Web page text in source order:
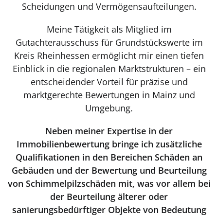
Scheidungen und Vermögensaufteilungen.
Meine Tätigkeit als Mitglied im
Gutachterausschuss für Grundstückswerte im
Kreis Rheinhessen ermöglicht mir einen tiefen
Einblick in die regionalen Marktstrukturen – ein
entscheidender Vorteil für präzise und
marktgerechte Bewertungen in Mainz und
Umgebung.
Neben meiner Expertise in der
Immobilienbewertung bringe ich zusätzliche
Qualifikationen in den Bereichen Schäden an
Gebäuden und der Bewertung und Beurteilung
von Schimmelpilzschäden mit, was vor allem bei
der Beurteilung älterer oder
sanierungsbedürftiger Objekte von Bedeutung